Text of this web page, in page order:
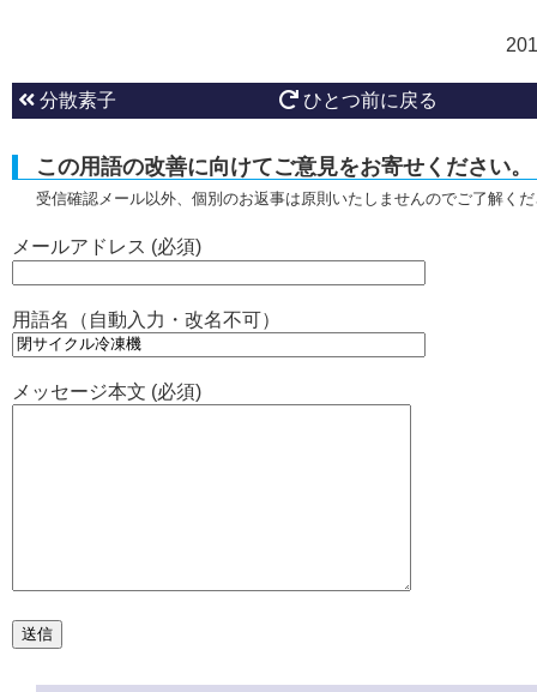
分散素子 ひとつ前に戻る
この用語の改善に向けてご意見をお寄せください。
受信確認メール以外、個別のお返事は原則いたしませんのでご了解く
メールアドレス (必須)
用語名（自動入力・改名不可）
メッセージ本文 (必須)